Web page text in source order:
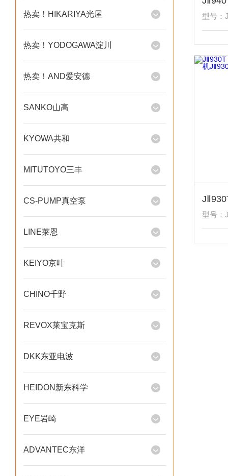
热卖！HIKARIYA光屋
热卖！YODOGAWA淀川
热卖！AND爱安德
SANKO山高
KYOWA共和
MITUTOYO三丰
CS-PUMP真空泵
LINE莱恩
KEIYO京叶
CHINO千野
REVOX莱宝克斯
DKK东亚电波
HEIDON新东科学
EYE岩崎
ADVANTEC东洋
型号：
型号：